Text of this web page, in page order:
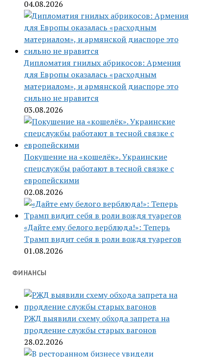
04.08.2026
Дипломатия гнилых абрикосов: Армения
для Европы оказалась «расходным
материалом», и армянской диаспоре это
сильно не нравится
03.08.2026
Покушение на «кошелёк». Украинские
спецслужбы работают в тесной связке с
европейскими
02.08.2026
«Дайте ему белого верблюда!»: Теперь
Трамп видит себя в роли вождя туарегов
01.08.2026
ФИНАНСЫ
РЖД выявили схему обхода запрета на
продление службы старых вагонов
28.02.2026